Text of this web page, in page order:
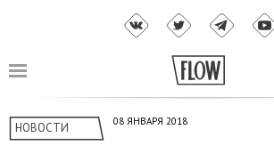
НОВОСТИ 08 ЯНВАРЯ 2018